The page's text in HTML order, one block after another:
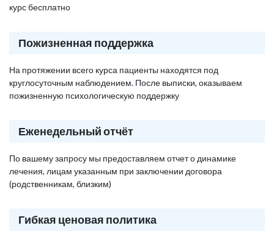
курс бесплатно
Пожизненная поддержка
На протяжении всего курса пациенты находятся под
круглосуточным наблюдением. После выписки, оказываем
пожизненную психологическую поддержку
Еженедельный отчёт
По вашему запросу мы предоставляем отчет о динамике
лечения, лицам указанным при заключении договора
(родственникам, близким)
Гибкая ценовая политика